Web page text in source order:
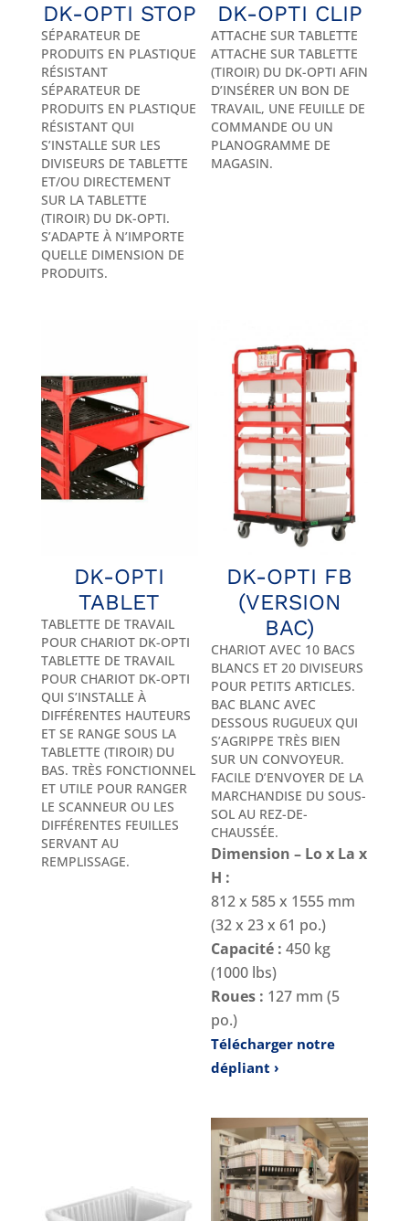
DK-OPTI STOP
SÉPARATEUR DE
PRODUITS EN PLASTIQUE
RÉSISTANT
SÉPARATEUR DE
PRODUITS EN PLASTIQUE
RÉSISTANT QUI
S’INSTALLE SUR LES
DIVISEURS DE TABLETTE
ET/OU DIRECTEMENT
SUR LA TABLETTE
(TIROIR) DU DK-OPTI.
S’ADAPTE À N’IMPORTE
QUELLE DIMENSION DE
PRODUITS.
DK-OPTI CLIP
ATTACHE SUR TABLETTE
ATTACHE SUR TABLETTE
(TIROIR) DU DK-OPTI AFIN
D’INSÉRER UN BON DE
TRAVAIL, UNE FEUILLE DE
COMMANDE OU UN
PLANOGRAMME DE
MAGASIN.
DK-OPTI
TABLET
TABLETTE DE TRAVAIL
POUR CHARIOT DK-OPTI
TABLETTE DE TRAVAIL
POUR CHARIOT DK-OPTI
QUI S’INSTALLE À
DIFFÉRENTES HAUTEURS
ET SE RANGE SOUS LA
TABLETTE (TIROIR) DU
BAS. TRÈS FONCTIONNEL
ET UTILE POUR RANGER
LE SCANNEUR OU LES
DIFFÉRENTES FEUILLES
SERVANT AU
REMPLISSAGE.
DK-OPTI FB
(VERSION
BAC)
CHARIOT AVEC 10 BACS
BLANCS ET 20 DIVISEURS
POUR PETITS ARTICLES.
BAC BLANC AVEC
DESSOUS RUGUEUX QUI
S’AGRIPPE TRÈS BIEN
SUR UN CONVOYEUR.
FACILE D’ENVOYER DE LA
MARCHANDISE DU SOUS-
SOL AU REZ-DE-
CHAUSSÉE.
Dimension – Lo x La x
H :
812 x 585 x 1555 mm
(32 x 23 x 61 po.)
Capacité : 450 kg
(1000 lbs)
Roues : 127 mm (5
po.)
Télécharger notre
dépliant